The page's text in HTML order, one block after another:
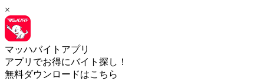
×
マッハバイトアプリ
アプリでお得にバイト探し！
無料ダウンロードはこちら